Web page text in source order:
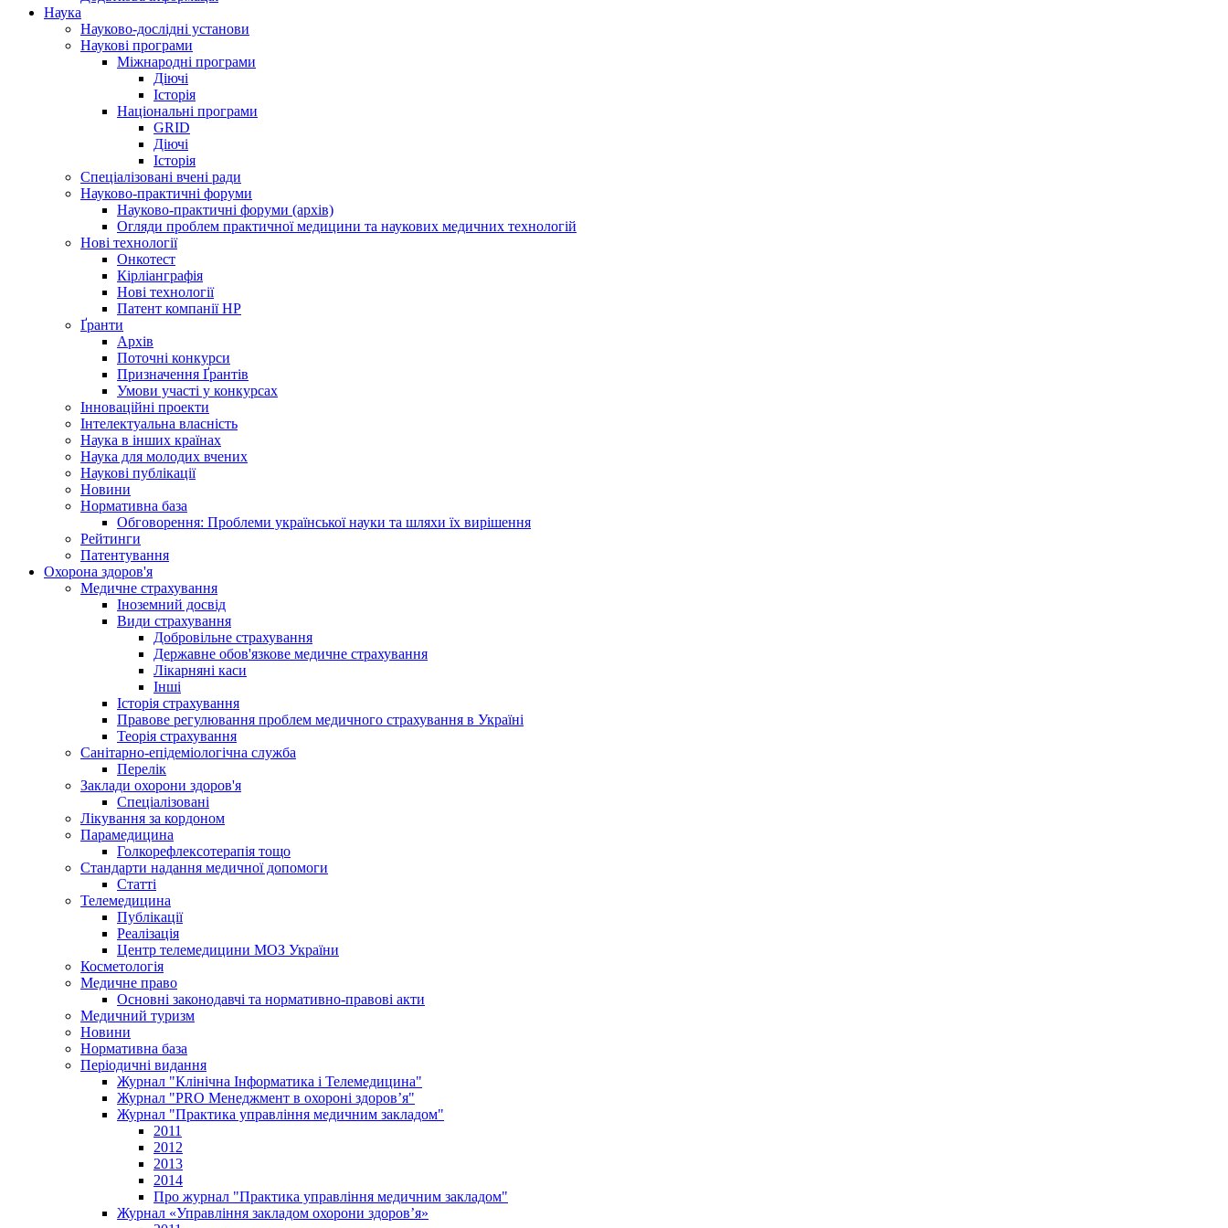
Наука
Науково-дослідні установи
Наукові програми
Міжнародні програми
Діючі
Історія
Національні програми
GRID
Діючі
Історія
Спеціалізовані вчені ради
Науково-практичні форуми
Науково-практичні форуми (архів)
Огляди проблем практичної медицини та наукових медичних технологій
Нові технології
Онкотест
Кірліанграфія
Нові технології
Патент компанії HP
Ґранти
Архів
Поточні конкурси
Призначення Ґрантів
Умови участі у конкурсах
Інноваційні проекти
Інтелектуальна власність
Наука в інших країнах
Наука для молодих вчених
Наукові публікації
Новини
Нормативна база
Обговорення: Проблеми української науки та шляхи їх вирішення
Рейтинги
Патентування
Охорона здоров'я
Медичне страхування
Іноземний досвід
Види страхування
Добровільне страхування
Державне обов'язкове медичне страхування
Лікарняні каси
Інші
Історія страхування
Правове регулювання проблем медичного страхування в Україні
Теорія страхування
Санітарно-епідеміологічна служба
Перелік
Заклади охорони здоров'я
Спеціалізовані
Лікування за кордоном
Парамедицина
Голкорефлексотерапія тощо
Стандарти надання медичної допомоги
Статті
Телемедицина
Публікації
Реалізація
Центр телемедицини МОЗ України
Косметологія
Медичне право
Основні законодавчі та нормативно-правові акти
Медичний туризм
Новини
Нормативна база
Періодичні видання
Журнал "Клінічна Інформатика і Телемедицина"
Журнал "PRO Менеджмент в охороні здоров’я"
Журнал "Практика управління медичним закладом"
2011
2012
2013
2014
Про журнал "Практика управління медичним закладом"
Журнал «Управління закладом охорони здоров’я»